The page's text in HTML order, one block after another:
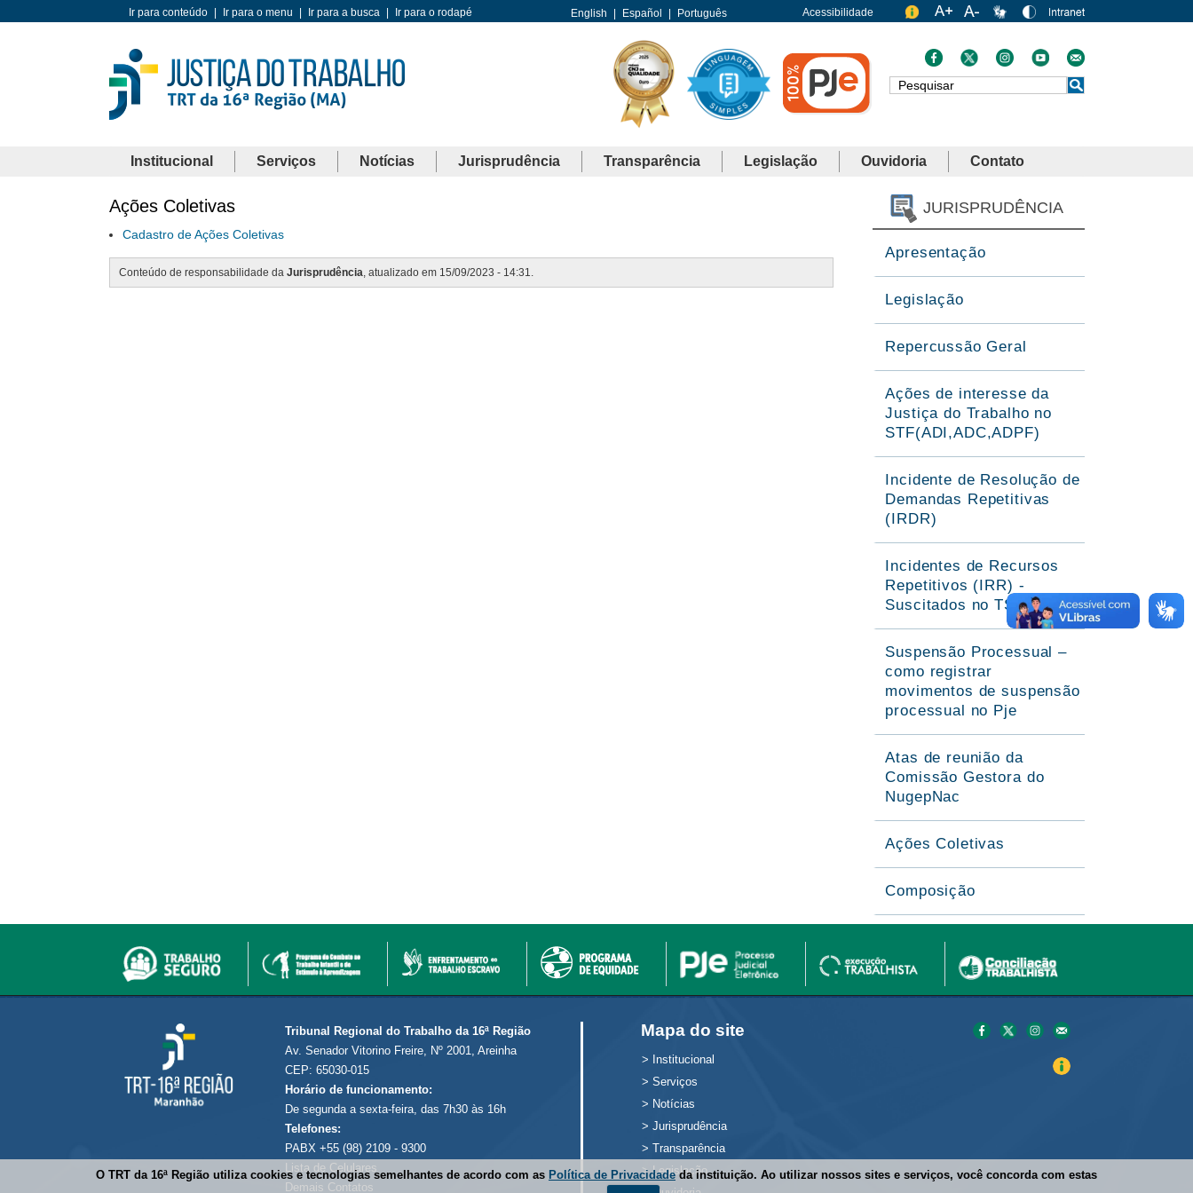
O TRT da 16ª Região utiliza cookies e tecnologias semelhantes de acordo com as Política de Privacidadeda instituição. Ao utilizar nossos sites e serviços, você concorda com estas
Ir para conteúdo Ir para o menu Ir para a busca Ir para o rodapé English Español Português Acessibilidade
Busca
Institucional Serviços Notícias Jurisprudência Transparência Legislação Ouvidoria Contato
Ações Coletivas
Cadastro de Ações Coletivas
Conteúdo de responsabilidade da Jurisprudência, atualizado em 15/09/2023 - 14:31.
JURISPRUDÊNCIA
Apresentação
Legislação
Repercussão Geral
Ações de interesse da
Justiça do Trabalho no
STF(ADI,ADC,ADPF)
Incidente de Resolução de
Demandas Repetitivas
(IRDR)
Incidentes de Recursos
Repetitivos (IRR) -
Suscitados no TST
Suspensão Processual –
como registrar
movimentos de suspensão
processual no Pje
Atas de reunião da
Comissão Gestora do
NugepNac
Ações Coletivas
Composição
Tribunal Regional do Trabalho da 16ª Região
Av. Senador Vitorino Freire, Nº 2001, Areinha
CEP: 65030-015
Horário de funcionamento:
De segunda a sexta-feira, das 7h30 às 16h
Telefones:
PABX +55 (98) 2109 - 9300
Lista de Celulares
Demais Contatos
Mapa do site
> Institucional
> Serviços
> Notícias
> Jurisprudência
> Transparência
>Legislação